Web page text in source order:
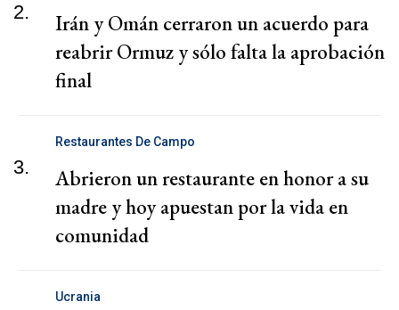
2.
Irán y Omán cerraron un acuerdo para
reabrir Ormuz y sólo falta la aprobación
final
3.
Restaurantes De Campo
Abrieron un restaurante en honor a su
madre y hoy apuestan por la vida en
comunidad
Ucrania